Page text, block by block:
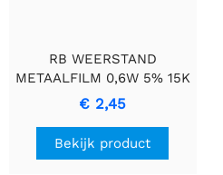
RB WEERSTAND
METAALFILM 0,6W 5% 15K
€ 2,45
Bekijk product